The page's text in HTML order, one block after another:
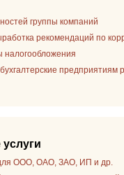
группы компаний
рекомендаций по
налогообложения
для ООО, ОАО, ЗАО, ИП и др.